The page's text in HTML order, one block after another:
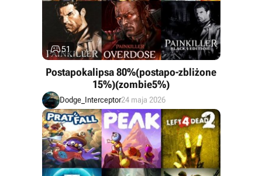
51
Postapokalipsa 80%(postapo-zbliżone
15%)(zombie5%)
Dodge_Interceptor24 maja 2026